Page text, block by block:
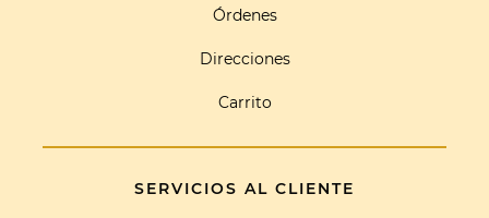
Órdenes
Direcciones
Carrito
SERVICIOS AL CLIENTE